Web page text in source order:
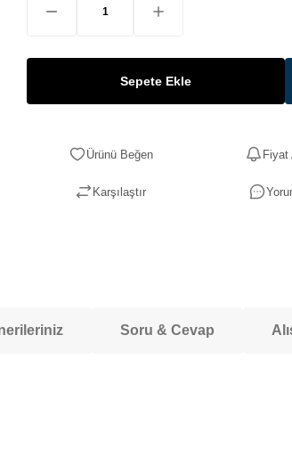
Sepete Ekle
Fiyat
Karşılaştır
Soru & Cevap